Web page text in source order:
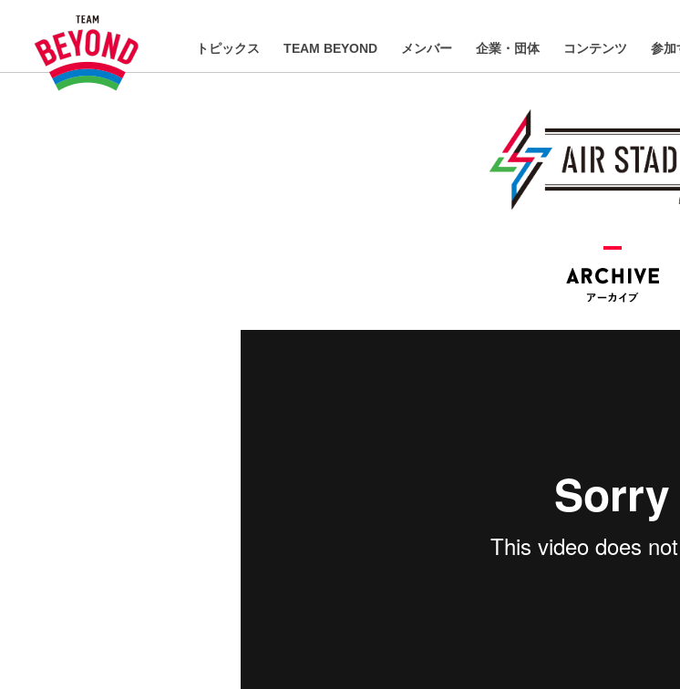
トピックス TEAM BEYOND メンバー 企業・団体 コンテンツ 参加